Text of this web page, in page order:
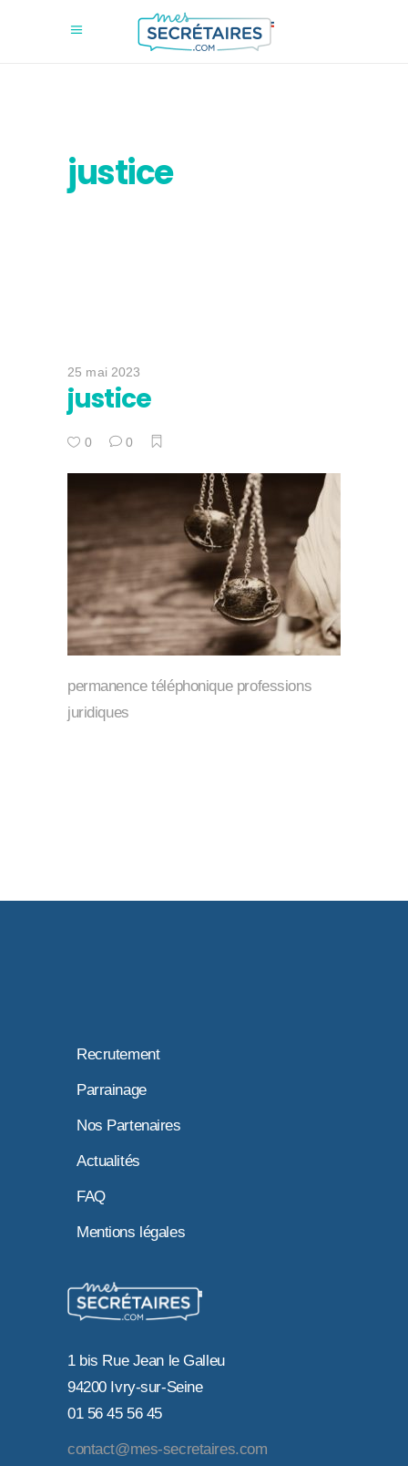
justice
25 mai 2023
justice
0 0
permanence téléphonique professions
juridiques
Recrutement
Parrainage
Nos Partenaires
Actualités
FAQ
Mentions légales
1 bis Rue Jean le Galleu
94200 Ivry-sur-Seine
01 56 45 56 45
contact@mes-secretaires.com